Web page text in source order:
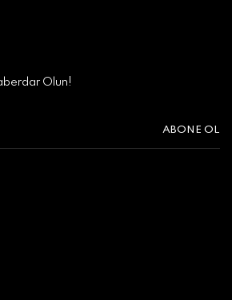
Olun!
ABONE OL